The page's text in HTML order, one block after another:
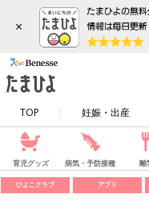
×
TOP 妊娠・出産
育児グッズ 病気・予防接種 離
ひよこクラブ アプリ